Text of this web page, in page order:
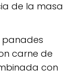
de la masa
panades
carne de
con